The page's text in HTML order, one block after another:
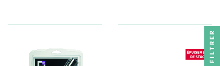
FILTRER